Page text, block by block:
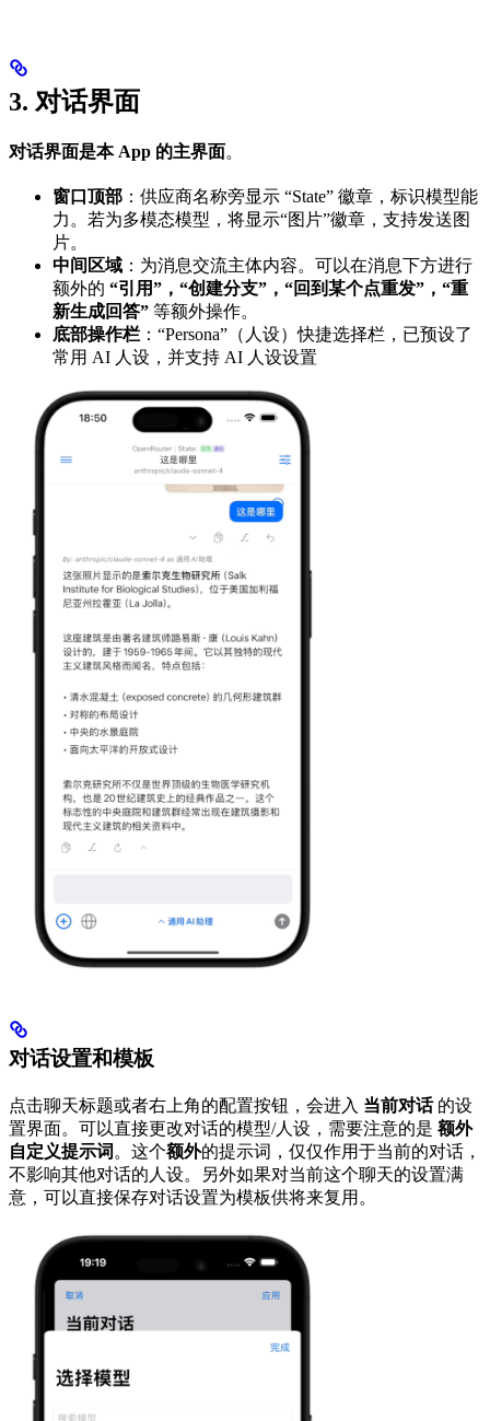
3. 对话界面
对话界面是本 App 的主界面。
窗口顶部 ：供应商名称旁显示 “State” 徽章，标识模型能
力。若为多模态模型，将显示“图片”徽章，支持发送图
片。
中间区域 ：为消息交流主体内容。可以在消息下方进行
额外的 “引用”，“创建分支”，“回到某个点重发”，“重
新生成回答” 等额外操作。
底部操作栏 ：“Persona”（人设）快捷选择栏，已预设了
常用 AI 人设，并支持 AI 人设设置
对话设置和模板
点击聊天标题或者右上角的配置按钮，会进入 当前对话的设
置界面。可以直接更改对话的模型/人设，需要注意的是 额外
自定义提示词 。这个额外的提示词，仅仅作用于当前的对话，
不影响其他对话的人设。另外如果对当前这个聊天的设置满
意，可以直接保存对话设置为模板供将来复用。